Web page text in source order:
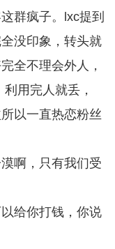
群疯子。lxc提到
没印象，转头就
全不理会外人，
用完人就丢，
以一直热恋粉丝
啊，只有我们受
给你打钱，你说